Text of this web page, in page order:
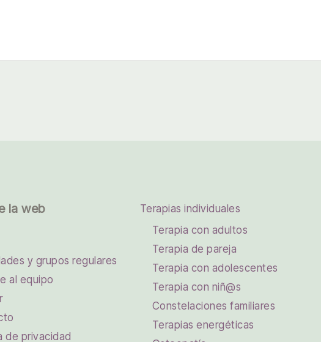
la web
y grupos regulares
al equipo
de privacidad
Terapias individuales
Terapia con adultos
Terapia de pareja
Terapia con adolescentes
Terapia con niñ@s
Constelaciones familiares
Terapias energéticas